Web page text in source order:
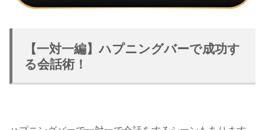
【一対一編】ハプニングバーで成功す
る会話術！